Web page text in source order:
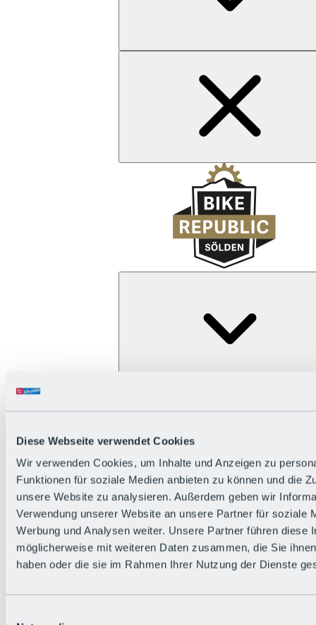
Diese Webseite verwendet Cookies
Wir verwenden Cookies, um Inhalte und Anzeigen zu
Funktionen für soziale Medien anbieten zu können und die
unsere Website zu analysieren. Außerdem geben wir
Verwendung unserer Website an unsere Partner für soziale
Werbung und Analysen weiter. Unsere Partner führen diese
möglicherweise mit weiteren Daten zusammen, die Sie
haben oder die sie im Rahmen Ihrer Nutzung der Dienste
Facts
FAQs
Bikepark-Partnerschaften
Nachhaltigkeit in der BRS
Bikepark & Tickets